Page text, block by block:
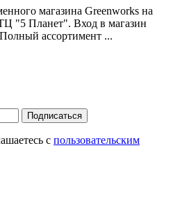
магазина Greenworks на
"5 Планет". Вход в магазин
ассортимент ...
Подписаться
с пользовательским